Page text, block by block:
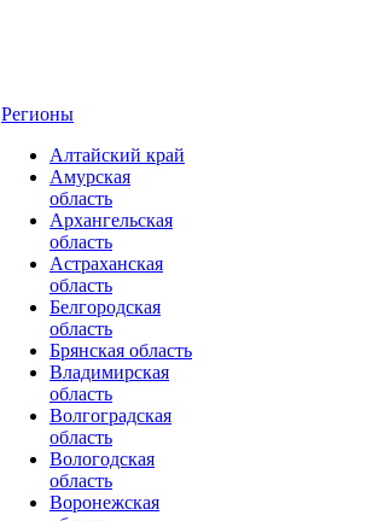
Регионы
Алтайский край
Амурская
область
Архангельская
область
Астраханская
область
Белгородская
область
Брянская область
Владимирская
область
Волгоградская
область
Вологодская
область
Воронежская